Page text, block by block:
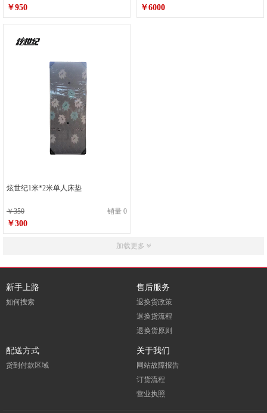
￥950 ￥6000
炫世纪1米*2米单人床垫
￥350 销量 0
￥300
加载更多
新手上路
如何搜索
售后服务
退换货政策
退换货流程
退换货原则
配送方式
货到付款区域
关于我们
网站故障报告
订货流程
营业执照